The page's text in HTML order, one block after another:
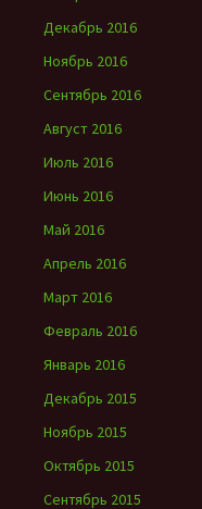
Декабрь 2016
Ноябрь 2016
Сентябрь 2016
Август 2016
Июль 2016
Июнь 2016
Май 2016
Апрель 2016
Март 2016
Февраль 2016
Январь 2016
Декабрь 2015
Ноябрь 2015
Октябрь 2015
Сентябрь 2015